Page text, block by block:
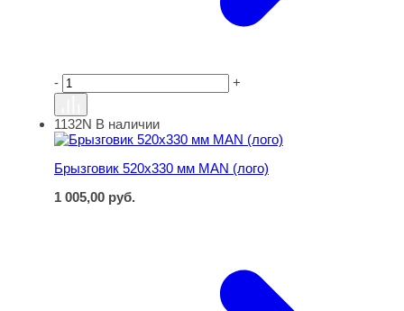
- +
Брызговик 520х330 мм MAN (лого)
1132N В наличии
Брызговик 520х330 мм MAN (лого)
1 005,00 руб.